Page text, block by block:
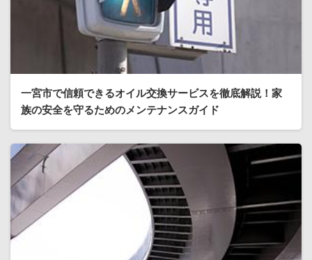
一宮市で信頼できるオイル交換サービスを徹底解説！家
族の安全を守るためのメンテナンスガイド